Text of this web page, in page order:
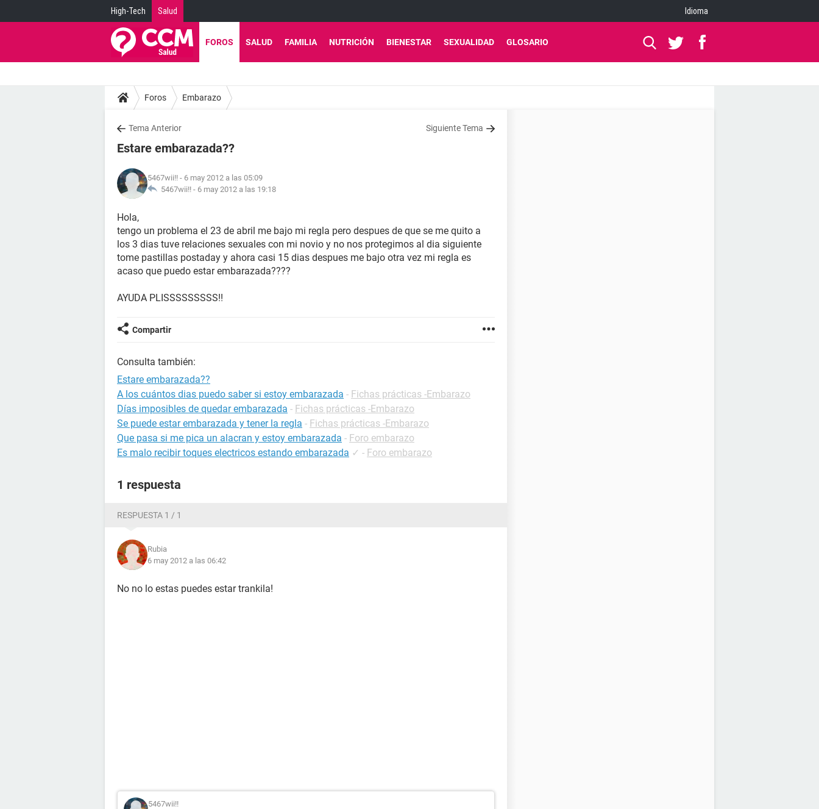
High-Tech Salud Idioma
FOROS SALUD FAMILIA NUTRICIÓN BIENESTAR SEXUALIDAD GLOSARIO
Foros Embarazo
Tema Anterior Siguiente Tema
Estare embarazada??
5467wii!! - 6 may 2012 a las 05:09
5467wii!! - 6 may 2012 a las 19:18
Hola,
tengo un problema el 23 de abril me bajo mi regla pero despues de que se me quito a
los 3 dias tuve relaciones sexuales con mi novio y no nos protegimos al dia siguiente
tome pastillas postaday y ahora casi 15 dias despues me bajo otra vez mi regla es
acaso que puedo estar embarazada????
AYUDA PLISSSSSSSSS!!
Compartir
Consulta también:
Estare embarazada??
A los cuántos dias puedo saber si estoy embarazada - Fichas prácticas -Embarazo
Días imposibles de quedar embarazada - Fichas prácticas -Embarazo
Se puede estar embarazada y tener la regla - Fichas prácticas -Embarazo
Que pasa si me pica un alacran y estoy embarazada - Foro embarazo
Es malo recibir toques electricos estando embarazada ✓ - Foro embarazo
1 respuesta
RESPUESTA 1 / 1
Rubia
6 may 2012 a las 06:42
No no lo estas puedes estar trankila!
5467wii!!